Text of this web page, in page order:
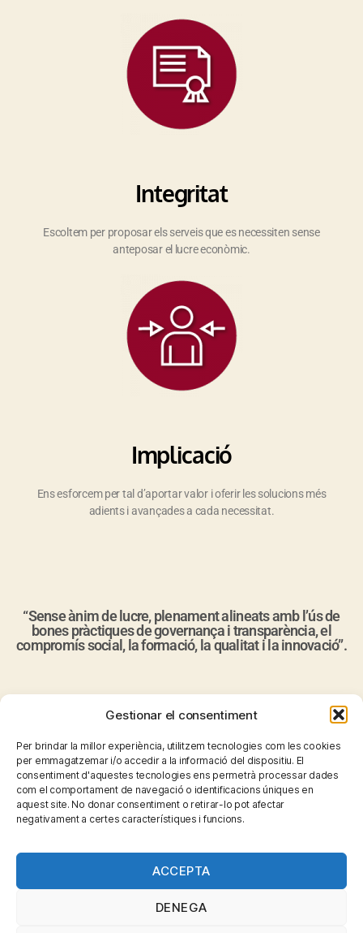
Gestionar el consentiment
Per brindar la millor experiència, utilitzem tecnologies com les cookies
per emmagatzemar i/o accedir a la informació del dispositiu. El
consentiment d'aquestes tecnologies ens permetrà processar dades
com el comportament de navegació o identificacions úniques en
aquest site. No donar consentiment o retirar-lo pot afectar
negativament a certes característiques i funcions.
ACCEPTA
DENEGA
Integritat
Escoltem per proposar els serveis que es necessiten sense
anteposar el lucre econòmic.
Implicació
Ens esforcem per tal d’aportar valor i oferir les solucions més
adients i avançades a cada necessitat.
“Sense ànim de lucre, plenament alineats amb l’ús de
bones pràctiques de governança i transparència, el
compromís social, la formació, la qualitat i la innovació”.